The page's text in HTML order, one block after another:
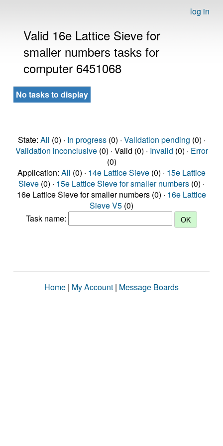
log in
Valid 16e Lattice Sieve for
smaller numbers tasks for
computer 6451068
No tasks to display
State: All (0) · In progress(0) · Validation pending (0) ·
Validation inconclusive(0) · Valid (0) · Invalid (0) · Error
(0)
Application: All (0) · 14e Lattice Sieve (0) · 15e Lattice
Sieve (0) · 15e Lattice Sieve for smaller numbers (0) ·
16e Lattice Sieve for smaller numbers (0) · 16e Lattice
Sieve V5 (0)
Task name:
Home | My Account | Message Boards